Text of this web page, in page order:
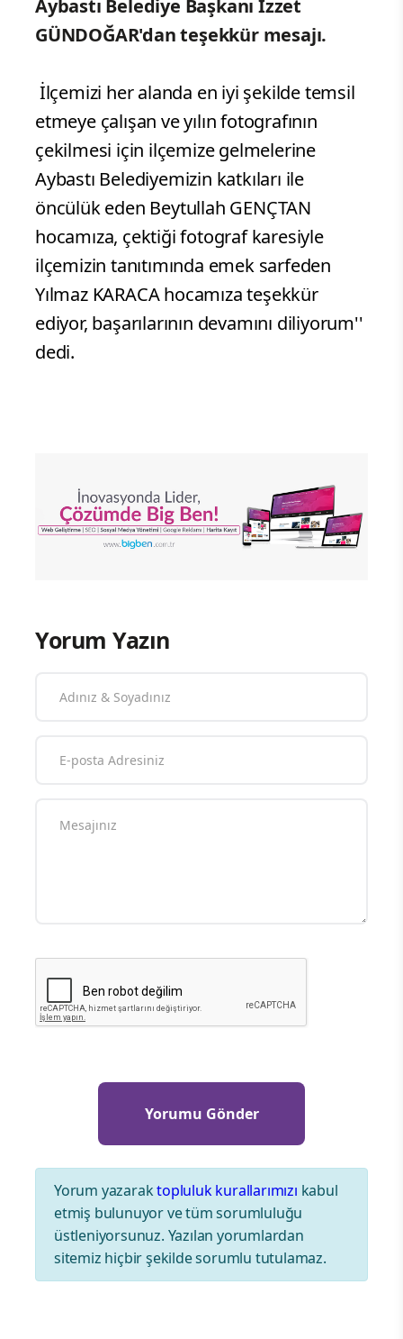
Aybastı Belediye Başkanı İzzet
GÜNDOĞAR'dan teşekkür mesajı.
İlçemizi her alanda en iyi şekilde temsil
etmeye çalışan ve yılın fotografının
çekilmesi için ilçemize gelmelerine
Aybastı Belediyemizin katkıları ile
öncülük eden Beytullah GENÇTAN
hocamıza, çektiği fotograf karesiyle
ilçemizin tanıtımında emek sarfeden
Yılmaz KARACA hocamıza teşekkür
ediyor, başarılarının devamını diliyorum''
dedi.
Yorum Yazın
Yorum yazaraktopluluk kurallarımızı kabul
etmiş bulunuyor ve tüm sorumluluğu
üstleniyorsunuz. Yazılan yorumlardan
sitemiz hiçbir şekilde sorumlu tutulamaz.